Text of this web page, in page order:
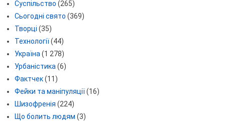
Суспільство (265)
Сьогодні свято (369)
Творці (35)
Технології(44)
Україна (1 278)
Урбаністика (6)
Фактчек(11)
Фейки та маніпуляції(16)
Шизофренія (224)
Що болить людям (3)